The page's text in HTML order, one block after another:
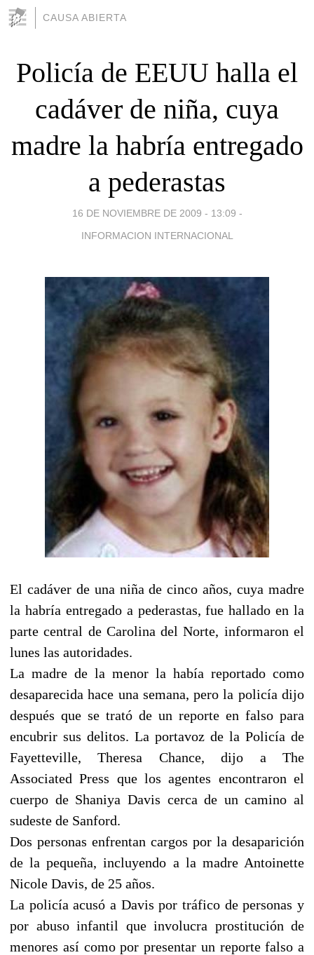
CAUSA ABIERTA
Policía de EEUU halla el
cadáver de niña, cuya
madre la habría entregado
a pederastas
16 DE NOVIEMBRE DE 2009 - 13:09 -
INFORMACION INTERNACIONAL
El cadáver de una niña de cinco años, cuya madre
la habría entregado a pederastas, fue hallado en la
parte central de Carolina del Norte, informaron el
lunes las autoridades.
La madre de la menor la había reportado como
desaparecida hace una semana, pero la policía dijo
después que se trató de un reporte en falso para
encubrir sus delitos. La portavoz de la Policía de
Fayetteville, Theresa Chance, dijo a The
Associated Press que los agentes encontraron el
cuerpo de Shaniya Davis cerca de un camino al
sudeste de Sanford.
Dos personas enfrentan cargos por la desaparición
de la pequeña, incluyendo a la madre Antoinette
Nicole Davis, de 25 años.
La policía acusó a Davis por tráfico de personas y
por abuso infantil que involucra prostitución de
menores así como por presentar un reporte falso a